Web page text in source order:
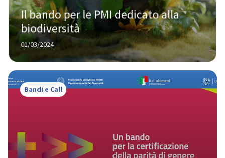
Il bando per le PMI dedicato alla
biodiversità
01/03/2024
Bandi e Call